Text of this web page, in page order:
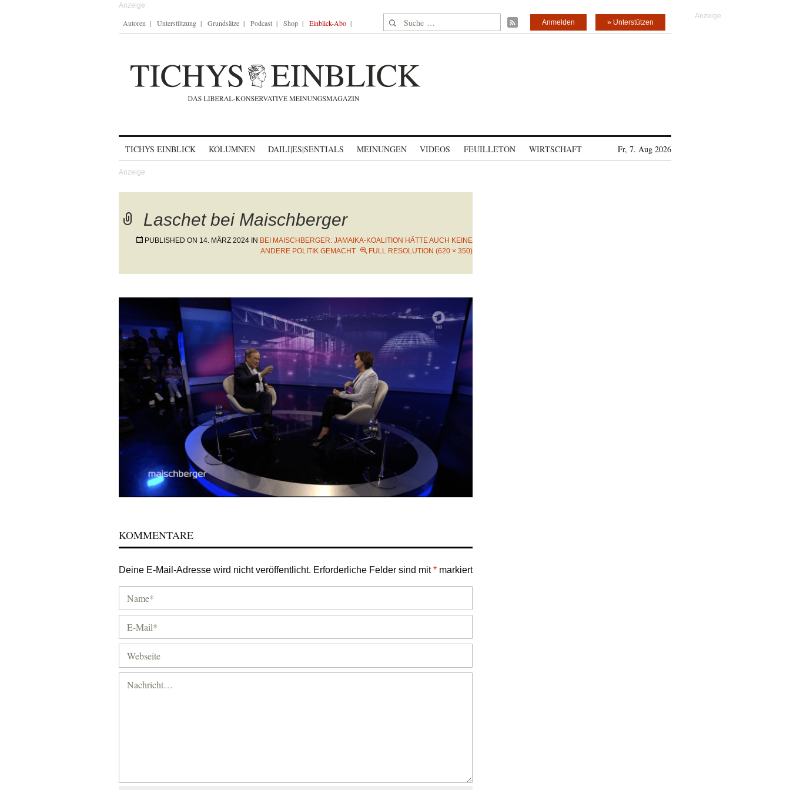
Autoren Unterstützung Grundsätze Podcast Shop Einblick-Abo Suche nach: » Unterstützen
Anmelden
TICHYS EINBLICK KOLUMNEN DAILI|ES|SENTIALS MEINUNGEN VIDEOS FEUILLETON WIRTSCHAFT Fr, 7. Aug 2026
Laschet bei Maischberger
PUBLISHED ON 14. MÄRZ 2024 IN BEI MAISCHBERGER: JAMAIKA-KOALITION HÄTTE AUCH KEINE
ANDERE POLITIK GEMACHT
FULL RESOLUTION (620 × 350)
KOMMENTARE
Deine E-Mail-Adresse wird nicht veröffentlicht. Erforderliche Felder sind mit* markiert